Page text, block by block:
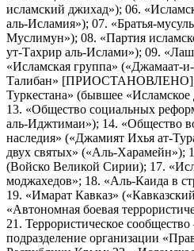
исламский джихад»); 06.
аль-Исламия»); 07. «Братья-
Муслимун»); 08. «Партия
ут-Тахрир аль-Ислами»); 09.
«Исламская группа» («Джамаат-
Талибан» [ПРИОСТАНОВЛЕНО];
Туркестана» (бывшее
13. «Общество социальных
аль-Иджтимаи»); 14. «Общество
наследия» («Джамият Ихья ат-
двух святых» («Аль-
(Войско Великой Сирии); 17.
моджахедов»; 18. «Аль-Каида в
19. «Имарат Кавказ»
«Автономная боевая
21. Террористическое сообщество
подразделение организации